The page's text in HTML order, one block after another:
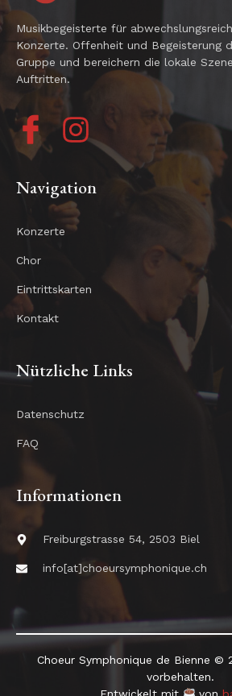
Musikbegeisterte für
Konzerte. Offenheit und Begeisterung
Gruppe und bereichern die lokale
Auftritten.
Navigation
Konzerte
Chor
Eintrittskarten
Kontakt
Nützliche Links
Datenschutz
FAQ
Informationen
Freiburgstrasse 54, 2503 Biel
info[at]choeursymphonique.ch
Choeur Symphonique de Bienne ©
vorbehalten.